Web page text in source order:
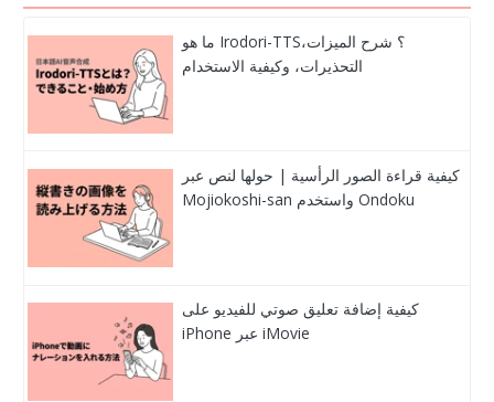
ما هو Irodori-TTS؟ شرح الميزات،
التحذيرات، وكيفية الاستخدام
كيفية قراءة الصور الرأسية | حولها لنص عبر
Mojiokoshi-san واستخدم Ondoku
كيفية إضافة تعليق صوتي للفيديو على
iPhone عبر iMovie